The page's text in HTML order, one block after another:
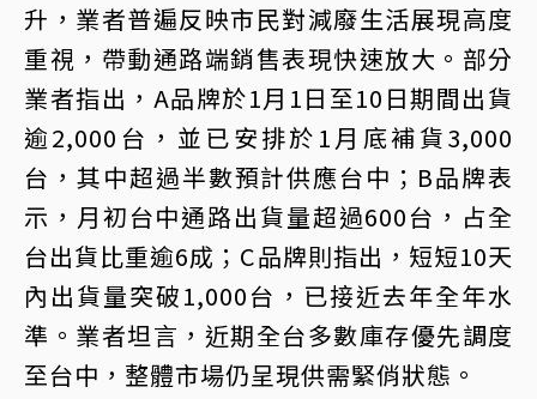
升，業者普遍反映市民對減廢生活展現高度
重視，帶動通路端銷售表現快速放大。部分
業者指出，A品牌於1月1日至10日期間出貨
逾2,000台，並已安排於1月底補貨3,000
台，其中超過半數預計供應台中；B品牌表
示，月初台中通路出貨量超過600台，占全
台出貨比重逾6成；C品牌則指出，短短10天
內出貨量突破1,000台，已接近去年全年水
準。業者坦言，近期全台多數庫存優先調度
至台中，整體市場仍呈現供需緊俏狀態。